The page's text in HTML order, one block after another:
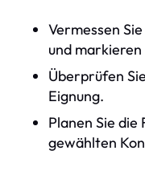
Vermessen
und markieren
Überprüfen
Eignung.
Planen Sie
gewählten